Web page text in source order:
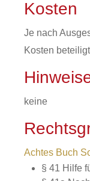
Kosten
Je nach
Kosten
keine
Achtes Buch
§ 41 Hilfe